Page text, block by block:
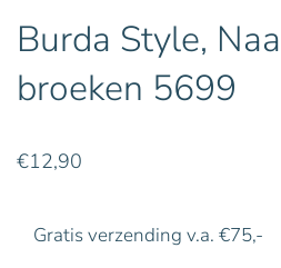
Burda Style,
broeken 5699
€12,90
Gratis verzending v.a. €75,-